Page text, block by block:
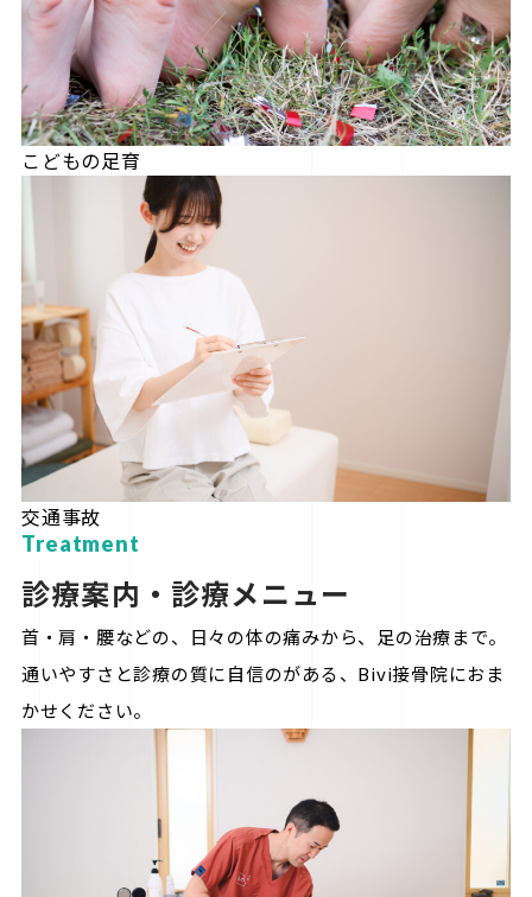
こどもの足育
交通事故
Treatment
診療案内・診療メニュー
首・肩・腰などの、日々の体の痛みから、足の治療まで。
通いやすさと診療の質に自信のがある、Bivi接骨院におま
かせください。